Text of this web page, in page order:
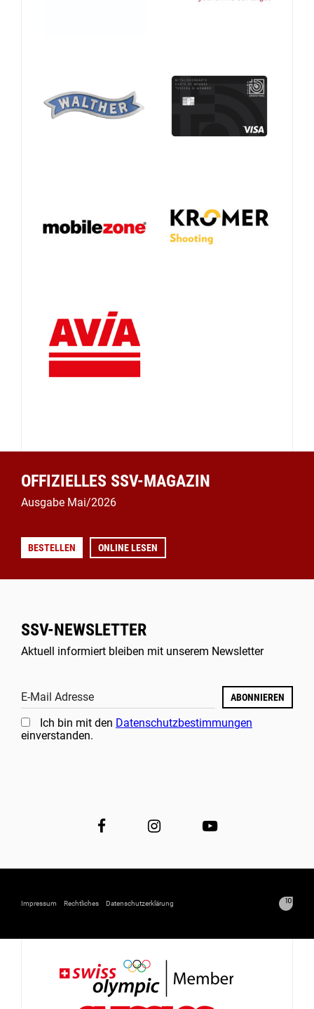
OFFIZIELLES SSV-MAGAZIN
Ausgabe Mai/2026
BESTELLEN ONLINE LESEN
SSV-NEWSLETTER
Aktuell informiert bleiben mit unserem Newsletter
E-Mail Adresse ABONNIEREN
Ich bin mit den Datenschutzbestimmungen
einverstanden.
Impressum Rechtliches Datenschutzerklärung